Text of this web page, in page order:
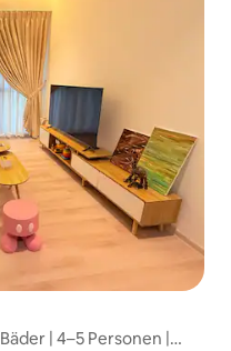
| 4–5 Personen |